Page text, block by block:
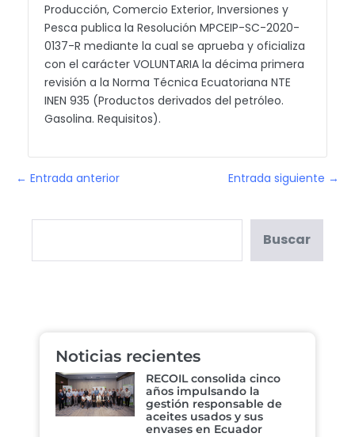
Producción, Comercio Exterior, Inversiones y
Pesca publica la Resolución MPCEIP-SC-2020-
0137-R mediante la cual se aprueba y oficializa
con el carácter VOLUNTARIA la décima primera
revisión a la Norma Técnica Ecuatoriana NTE
INEN 935 (Productos derivados del petróleo.
Gasolina. Requisitos).
← Entrada anterior Entrada siguiente →
Buscar
Noticias recientes
RECOIL consolida cinco
años impulsando la
gestión responsable de
aceites usados y sus
envases en Ecuador